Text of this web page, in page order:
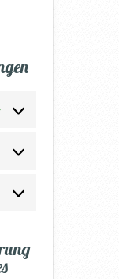
Statistiken
Marketing